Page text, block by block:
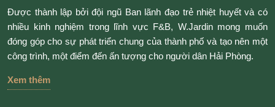
Được thành lập bởi đội ngũ Ban lãnh đạo trẻ nhiệt huyết và có
nhiều kinh nghiệm trong lĩnh vực F&B, W.Jardin mong muốn
đóng góp cho sự phát triển chung của thành phố và tạo nên một
công trình, một điểm đến ấn tượng cho người dân Hải Phòng.
Xem thêm